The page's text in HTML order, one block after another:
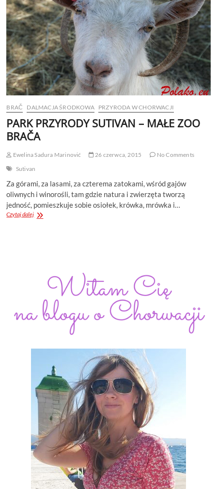
BRAČ DALMACJA ŚRODKOWA PRZYRODA W CHORWACJI
PARK PRZYRODY SUTIVAN – MAŁE ZOO
BRAČA
Ewelina Sadura Marinović 26 czerwca, 2015
No Comments
Sutivan
Za górami, za lasami, za czterema zatokami, wśród gajów
oliwnych i winorośli, tam gdzie natura i zwierzęta tworzą
jedność, pomieszkuje sobie osiołek, krówka, mrówka i…
Czytaj dalejPARK